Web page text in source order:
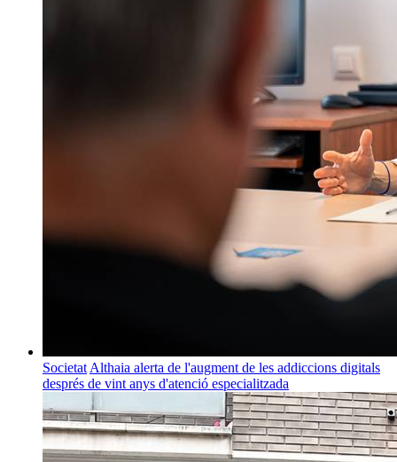
Societat Althaia alerta de l'augment de les addiccions digitals
després de vint anys d'atenció especialitzada